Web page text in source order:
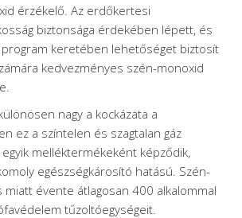
érzékelő. Az erdőkertesi
biztonsága érdekében lépett, és
program keretében lehetőséget biztosít
kedvezményes szén-monoxid
nagy a kockázata a
ez a színtelen és szagtalan gáz
melléktermékeként képződik,
egészségkárosító hatású. Szén-
évente átlagosan 400 alkalommal
tűzoltóegységeit.